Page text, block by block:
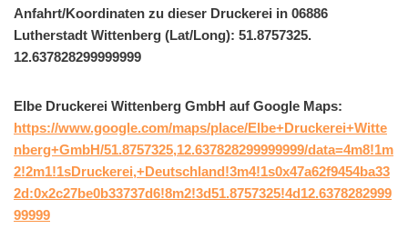
Anfahrt/Koordinaten zu dieser Druckerei in 06886
Lutherstadt Wittenberg (Lat/Long): 51.8757325.
12.637828299999999
Elbe Druckerei Wittenberg GmbH auf Google Maps:
https://www.google.com/maps/place/Elbe+Druckerei+Witte
nberg+GmbH/51.8757325,12.637828299999999/data=4m8!1m
2!2m1!1sDruckerei,+Deutschland!3m4!1s0x47a62f9454ba33
2d:0x2c27be0b33737d6!8m2!3d51.8757325!4d12.6378282999
99999